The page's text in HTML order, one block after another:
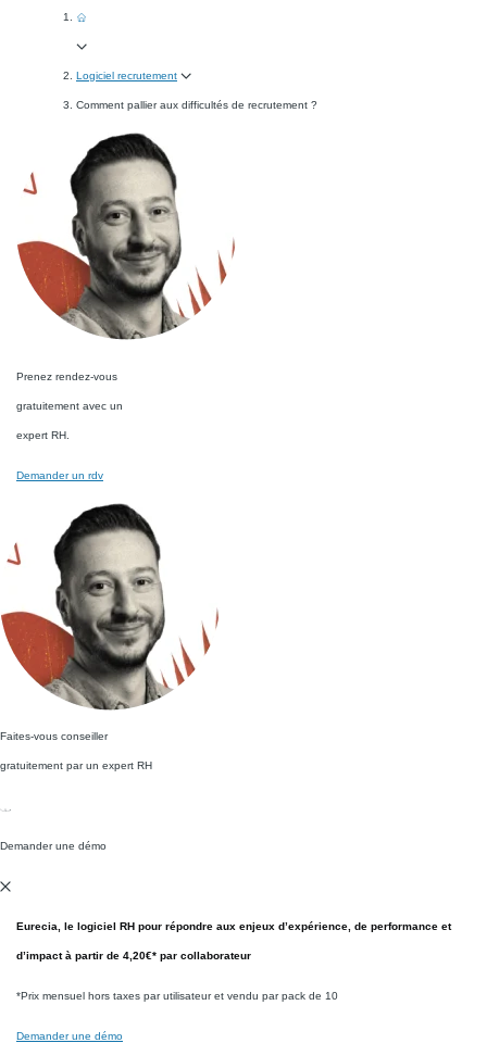
Logiciel recrutement
Comment pallier aux difficultés de recrutement ?
Prenez rendez-vous
gratuitement avec un
expert RH.
Demander un rdv
Faites-vous conseiller
gratuitement par un expert RH
Demander une démo
Eurecia , le logiciel RH pour répondre aux enjeux d’expérience, de performance et
d’impact à partir de 4,20€* par collaborateur
*Prix mensuel hors taxes par utilisateur et vendu par pack de 10
Demander une démo